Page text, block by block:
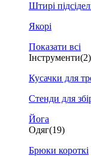
Штирі
Якорі
Показати всі
Інструменти(2)
Кусачки для
Стенди для
Йога
Одяг(19)
Брюки короткі